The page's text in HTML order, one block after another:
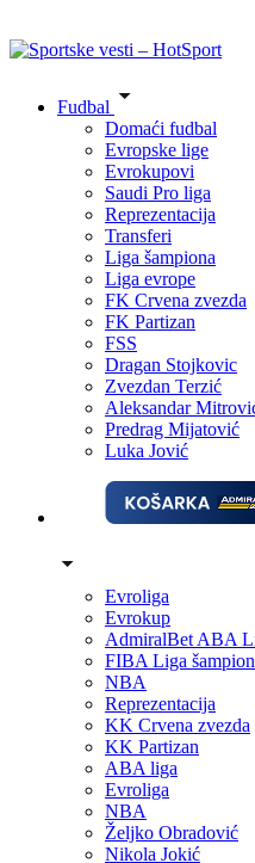
Fudbal
Domaći fudbal
Evropske lige
Evrokupovi
Saudi Pro liga
Reprezentacija
Transferi
Liga šampiona
Liga evrope
FK Crvena zvezda
FK Partizan
FSS
Dragan Stojkovic
Zvezdan Terzić
Aleksandar
Predrag Mijatović
Luka Jović
Evroliga
Evrokup
AdmiralBet ABA
FIBA Liga
NBA
Reprezentacija
KK Crvena zvezda
KK Partizan
ABA liga
Evroliga
NBA
Željko Obradović
Nikola Jokić